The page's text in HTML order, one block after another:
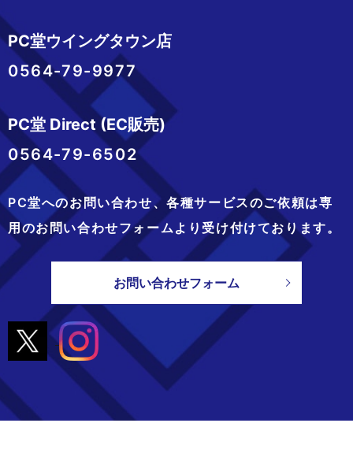
PC堂ウイングタウン店
0564-79-9977
PC堂 Direct (EC販売)
0564-79-6502
PC堂へのお問い合わせ、各種サービスのご依頼は専
用のお問い合わせフォームより 受け付けております。
お問い合わせフォーム